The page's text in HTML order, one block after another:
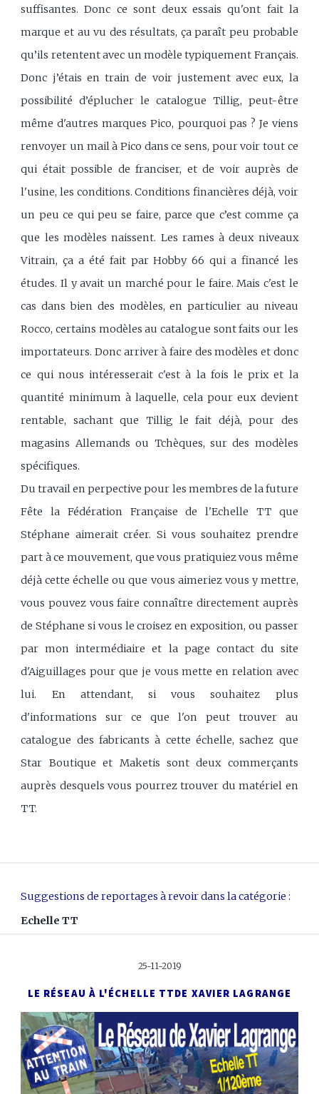
suffisantes. Donc ce sont deux essais qu'ont fait la
marque et au vu des résultats, ça paraît peu probable
qu’ils retentent avec un modèle typiquement Français.
Donc j’étais en train de voir justement avec eux, la
possibilité d’éplucher le catalogue Tillig, peut-être
même d'autres marques Pico, pourquoi pas ? Je viens
renvoyer un mail à Pico dans ce sens, pour voir tout ce
qui était possible de franciser, et de voir auprès de
l'usine, les conditions. Conditions financières déjà, voir
un peu ce qui peu se faire, parce que c’est comme ça
que les modèles naissent. Les rames à deux niveaux
Vitrain, ça a été fait par Hobby 66 qui a financé les
études. Il y avait un marché pour le faire. Mais c'est le
cas dans bien des modèles, en particulier au niveau
Rocco, certains modèles au catalogue sont faits our les
importateurs. Donc arriver à faire des modèles et donc
ce qui nous intéresserait c'est à la fois le prix et la
quantité minimum à laquelle, cela pour eux devient
rentable, sachant que Tillig le fait déjà, pour des
magasins Allemands ou Tchèques, sur des modèles
spécifiques.
Du travail en perpective pour les membres de la future
Fête la Fédération Française de l'Echelle TT que
Stéphane aimerait créer. Si vous souhaitez prendre
part à ce mouvement, que vous pratiquiez vous même
déjà cette échelle ou que vous aimeriez vous y mettre,
vous pouvez vous faire connaître directement auprès
de Stéphane si vous le croisez en exposition, ou passer
par mon intermédiaire et la page contact du site
d'Aiguillages pour que je vous mette en relation avec
lui. En attendant, si vous souhaitez plus
d'informations sur ce que l'on peut trouver au
catalogue des fabricants à cette échelle, sachez que
Star Boutique et Maketis sont deux commerçants
auprès desquels vous pourrez trouver du matériel en
TT.
Suggestions de reportages à revoir dans la catégorie :
Echelle TT
25-11-2019
LE RÉSEAU À L'ÉCHELLE TTDE XAVIER LAGRANGE